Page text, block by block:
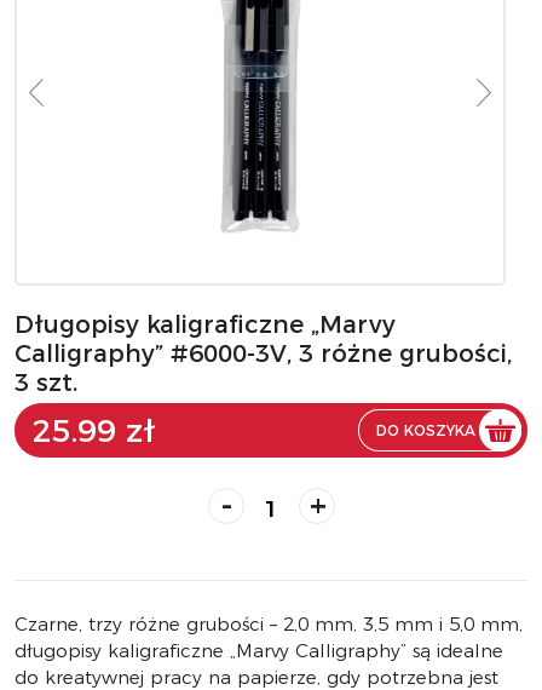
Długopisy kaligraficzne „Marvy
Calligraphy” #6000-3V, 3 różne grubości,
3 szt.
25.99 zł DO KOSZYKA
- +
Czarne, trzy różne grubości – 2,0 mm, 3,5 mm i 5,0 mm,
długopisy kaligraficzne „Marvy Calligraphy” są idealne
do kreatywnej pracy na papierze, gdy potrzebna jest